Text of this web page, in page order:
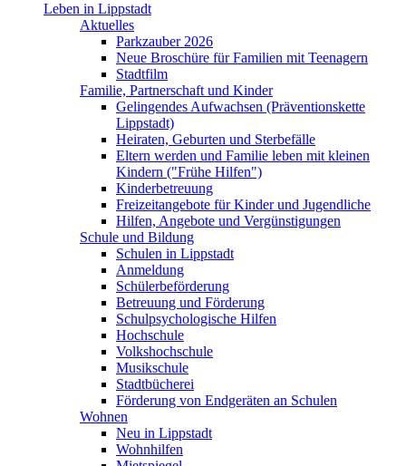
Leben in Lippstadt
Aktuelles
Parkzauber 2026
Neue Broschüre für Familien mit Teenagern
Stadtfilm
Familie, Partnerschaft und Kinder
Gelingendes Aufwachsen (Präventionskette
Lippstadt)
Heiraten, Geburten und Sterbefälle
Eltern werden und Familie leben mit kleinen
Kindern ("Frühe Hilfen")
Kinderbetreuung
Freizeitangebote für Kinder und Jugendliche
Hilfen, Angebote und Vergünstigungen
Schule und Bildung
Schulen in Lippstadt
Anmeldung
Schülerbeförderung
Betreuung und Förderung
Schulpsychologische Hilfen
Hochschule
Volkshochschule
Musikschule
Stadtbücherei
Förderung von Endgeräten an Schulen
Wohnen
Neu in Lippstadt
Wohnhilfen